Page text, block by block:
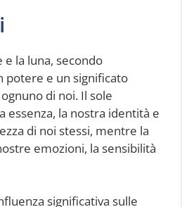
e la luna, secondo
potere e un significato
di noi. Il sole
essenza, la nostra identità e
di noi stessi, mentre la
emozioni, la sensibilità
significativa sulle